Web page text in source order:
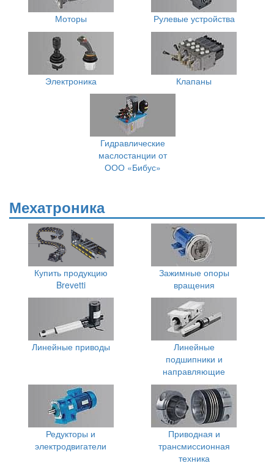
Моторы Рулевые устройства
Электроника Клапаны
Гидравлические
маслостанции от
ООО «Бибус»
Мехатроника
Купить продукцию
Brevetti
Зажимные опоры
вращения
Линейные приводы
Линейные
подшипники и
направляющие
Редукторы и
электродвигатели
Приводная и
трансмиссионная
техника